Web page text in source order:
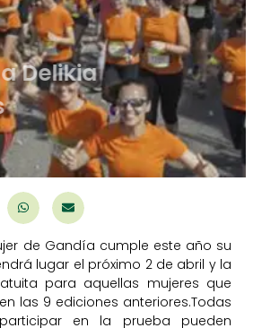
la Dona Delikia
las
de Gandía cumple este año su
lugar el próximo 2 de abril y la
para aquellas mujeres que
las 9 ediciones anteriores.Todas
en la prueba pueden